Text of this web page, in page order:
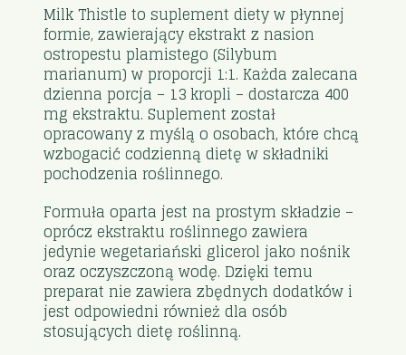
Milk Thistle to suplement diety w płynnej
formie, zawierający ekstrakt z nasion
ostropestu plamistego (Silybum
marianum) w proporcji 1:1. Każda zalecana
dzienna porcja – 13 kropli – dostarcza 400
mg ekstraktu. Suplement został
opracowany z myślą o osobach, które chcą
wzbogacić codzienną dietę w składniki
pochodzenia roślinnego.
Formuła oparta jest na prostym składzie –
oprócz ekstraktu roślinnego zawiera
jedynie wegetariański glicerol jako nośnik
oraz oczyszczoną wodę. Dzięki temu
preparat nie zawiera zbędnych dodatków i
jest odpowiedni również dla osób
stosujących dietę roślinną.